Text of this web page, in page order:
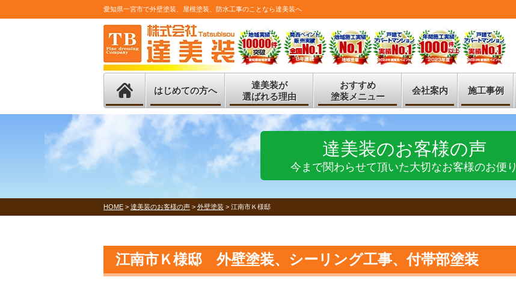
愛知県一宮市で外壁塗装、屋根塗装、防水工事のことなら達美装へ
はじめての方へ
達美装が
選ばれる理由
おすすめ
塗装メニュー
会社案内 施工事例
達美装のお客様の声
今まで関わらせて頂いた大切なお客様のお便り
HOME > 達美装のお客様の声 > 外壁塗装 > 江南市Ｋ様邸
江南市Ｋ様邸 外壁塗装、シーリング工事、付帯部塗装